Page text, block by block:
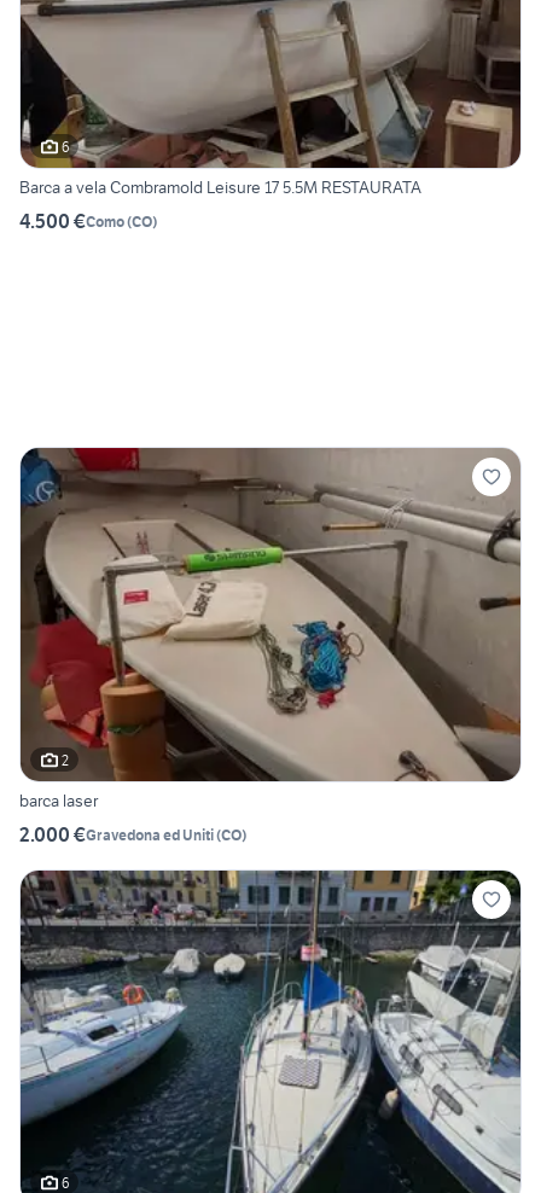
6
Barca a vela Combramold Leisure 17 5.5M RESTAURATA
4.500 €Como(CO)
2
barca laser
2.000 €Gravedona ed Uniti(CO)
6